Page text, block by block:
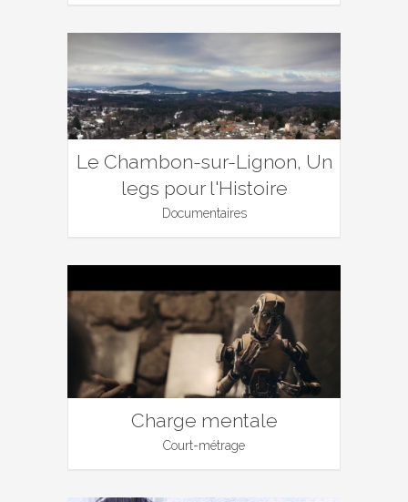
Le Chambon-sur-Lignon, Un
legs pour l'Histoire
Documentaires
Charge mentale
Court-métrage